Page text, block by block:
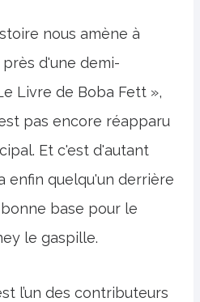
nous amène à
près d'une demi-
Livre de Boba Fett »,
pas encore réapparu
Et c'est d'autant
enfin quelqu'un derrière
base pour le
le gaspille.
l’un des contributeurs